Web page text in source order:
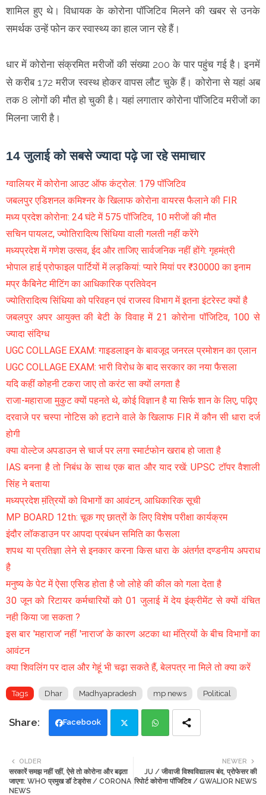
शामिल हुए थे। विधायक के कोरोना पॉजिटिव मिलने की खबर से उनके
समर्थक उन्हें फोन कर स्वास्थ्य का हाल जान रहे हैं।
धार में कोरोना संक्रमित मरीजों की संख्या 200 के पार पहुंच गई है। इनमें
से करीब 172 मरीज स्वस्थ होकर वापस लौट चुके हैं। कोरोना से यहां अब
तक 8 लोगों की मौत हो चुकी है। यहां लगातार कोरोना पॉजिटिव मरीजों का
मिलना जारी है।
14 जुलाई को सबसे ज्यादा पढ़े जा रहे समाचार
ग्वालियर में कोरोना आउट ऑफ कंट्रोल: 179 पॉजिटिव
जबलपुर एडिशनल कमिश्नर के खिलाफ कोरोना वायरस फैलाने की FIR
मध्य प्रदेश कोरोना: 24 घंटे में 575 पॉजिटिव, 10 मरीजों की मौत
सचिन पायलट, ज्योतिरादित्य सिंधिया वाली गलती नहीं करेंगे
मध्यप्रदेश में गणेश उत्सव, ईद और ताजिए सार्वजनिक नहीं होंगे: गृहमंत्री
भोपाल हाई प्रोफाइल पार्टियों में लड़कियां: प्यारे मियां पर ₹30000 का इनाम
मप्र कैबिनेट मीटिंग का आधिकारिक प्रतिवेदन
ज्योतिरादित्य सिंधिया को परिवहन एवं राजस्व विभाग में इतना इंटरेस्ट क्यों है
जबलपुर अपर आयुक्त की बेटी के विवाह में 21 कोरोना पॉजिटिव, 100 से
ज्यादा संदिग्ध
UGC COLLAGE EXAM: गाइडलाइन के बावजूद जनरल प्रमोशन का एलान
UGC COLLAGE EXAM: भारी विरोध के बाद सरकार का नया फैसला
यदि कहीं कोहनी टकरा जाए तो करंट सा क्यों लगता है
राजा-महाराजा मुकुट क्यों पहनते थे, कोई विज्ञान है या सिर्फ शान के लिए, पढ़िए
दरवाजे पर चस्पा नोटिस को हटाने वाले के खिलाफ FIR में कौन सी धारा दर्ज
होगी
क्या वोल्टेज अपडाउन से चार्ज पर लगा स्मार्टफोन खराब हो जाता है
IAS बनना है तो निबंध के साथ एक बात और याद रखें: UPSC टॉपर वैशाली
सिंह ने बताया
मध्यप्रदेश म़ंत्रियों को विभागों का आवंटन, आधिकारिक सूची
MP BOARD 12th: चूक गए छात्रों के लिए विशेष परीक्षा कार्यक्रम
इंदौर लॉकडाउन पर आपदा प्रबंधन समिति का फैसला
शपथ या प्रतिज्ञा लेने से इनकार करना किस धारा के अंतर्गत दण्डनीय अपराध
है
मनुष्य के पेट में ऐसा एसिड होता है जो लोहे की कील को गला देता है
30 जून को रिटायर कर्मचारियों को 01 जुलाई में देय इंक्रीमेंट से क्यों वंचित
नही किया जा सकता ?
इस बार 'महाराज' नहीं 'नाराज' के कारण अटका था मंत्रियों के बीच विभागों का
आवंटन
क्या शिवलिंग पर दाल और गेहूं भी चढ़ा सकते हैं, बेलपत्र ना मिले तो क्या करें
Tags Dhar Madhyapradesh mp news Political
Facebook
tte ats
NEWER
JU / जीवाजी विश्वविद्यालय बंद, प्रोफेसर की
रिपोर्ट कोरोना पॉजिटिव / GWALIOR NEWS
OLDER
सरकारें समझ नहीं रहीं, ऐसे तो कोरोना और बढ़ता
जाएगा: WHO प्रमुख डॉ टेड्रोस / CORONA
NEWS